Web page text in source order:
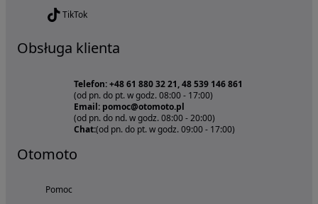
TikTok
Obsługa klienta
Telefon: +48 61 880 32 21, 48 539 146 861
(od pn. do pt. w godz. 08:00 - 17:00)
Email: pomoc@otomoto.pl
(od pn. do nd. w godz. 08:00 - 20:00)
Chat:(od pn. do pt. w godz. 09:00 - 17:00)
Otomoto
Pomoc